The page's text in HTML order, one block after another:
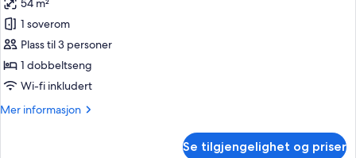
av
One
Bedroom
Suite
54 m²
1 soverom
Plass til 3 personer
1 dobbeltseng
Wi-fi inkludert
Mer informasjon
Mer
Se tilgjengelighet og priser